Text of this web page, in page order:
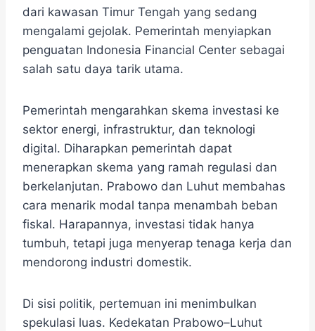
dari kawasan Timur Tengah yang sedang
mengalami gejolak. Pemerintah menyiapkan
penguatan Indonesia Financial Center sebagai
salah satu daya tarik utama.
Pemerintah mengarahkan skema investasi ke
sektor energi, infrastruktur, dan teknologi
digital. Diharapkan pemerintah dapat
menerapkan skema yang ramah regulasi dan
berkelanjutan. Prabowo dan Luhut membahas
cara menarik modal tanpa menambah beban
fiskal. Harapannya, investasi tidak hanya
tumbuh, tetapi juga menyerap tenaga kerja dan
mendorong industri domestik.
Di sisi politik, pertemuan ini menimbulkan
spekulasi luas. Kedekatan Prabowo–Luhut